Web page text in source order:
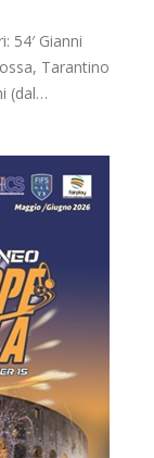
54′ Gianni
Tarantino
(dal…